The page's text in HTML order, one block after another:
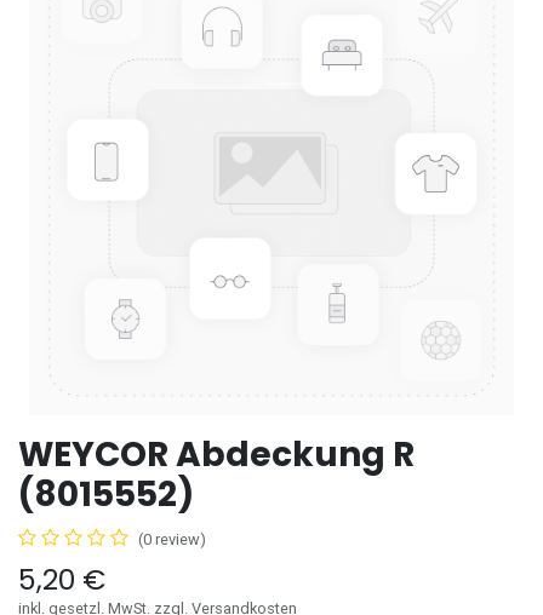
WEYCOR Abdeckung R
(8015552)
(0 review)
5,20 €
inkl. gesetzl. MwSt. zzgl. Versandkosten